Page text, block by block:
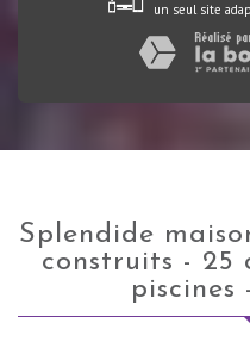
un seul site
splendide maison d'hôtes - 5000 m²
construits - 25
piscines